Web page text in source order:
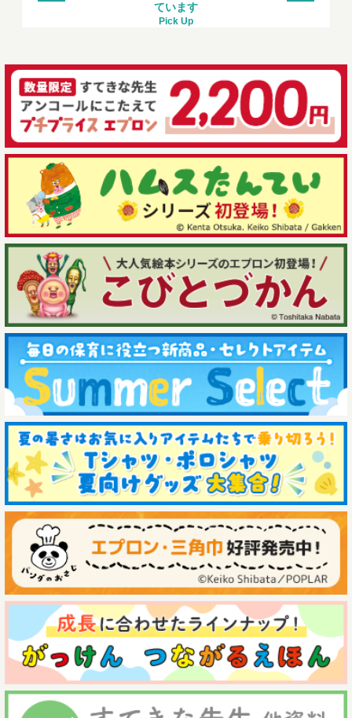
ています
Pick Up